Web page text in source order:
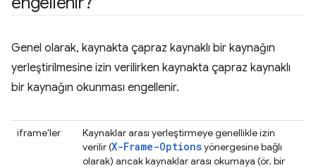
Genel olarak, kaynakta çapraz kaynaklı bir kaynağın
yerleştirilmesine izin verilirken kaynakta çapraz kaynaklı
bir kaynağın okunması engellenir.
iframe'ler
Kaynaklar arası yerleştirmeye genellikle izin
verilir (X-Frame-Optionsyönergesine bağlı
olarak) ancak kaynaklar arası okumaya (ör. bir